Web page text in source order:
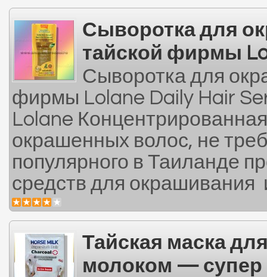
Сыворотка для
тайской фирмы
Сыворотка для
фирмы Lolane Daily Hair
Lolane
окрашенных волос, не
популярного в Таиланде
средств для окрашивания
Тайская маска
молоком — супер